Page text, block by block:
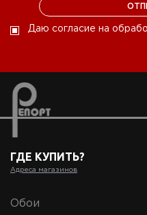
Даю согласие на
ГДЕ КУПИТЬ?
Адреса магазинов
Обои